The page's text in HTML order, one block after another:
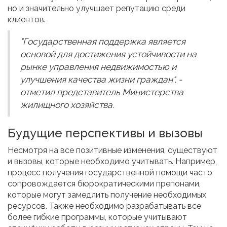
но и значительно улучшает репутацию среди
клиентов.
"Государственная поддержка является
основой для достижения устойчивости на
рынке управления недвижимостью и
улучшения качества жизни граждан", -
отметил представитель Министерства
жилищного хозяйства.
Будущие перспективы и вызовы
Несмотря на все позитивные изменения, существуют
и вызовы, которые необходимо учитывать. Например,
процесс получения государственной помощи часто
сопровождается бюрократическими препонами,
которые могут замедлить получение необходимых
ресурсов. Также необходимо разрабатывать все
более гибкие программы, которые учитывают